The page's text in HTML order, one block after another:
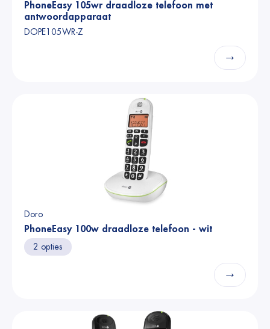
PhoneEasy 105wr draadloze telefoon met
antwoordapparaat
DOPE105WR-Z
→
Doro
PhoneEasy 100w draadloze telefoon - wit
2 opties
→